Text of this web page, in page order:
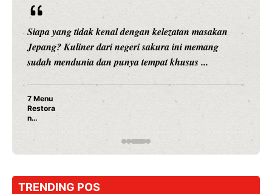
Siapa yang tidak kenal dengan kelezatan masakan
Jepang? Kuliner dari negeri sakura ini memang
sudah mendunia dan punya tempat khusus ...
7 Menu
Restora
n
Jepang
Dicoba,
Cuma
Sushi!
TRENDING POS